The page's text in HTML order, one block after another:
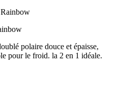
polaire douce et épaisse,
pour le froid. la 2 en 1 idéale.